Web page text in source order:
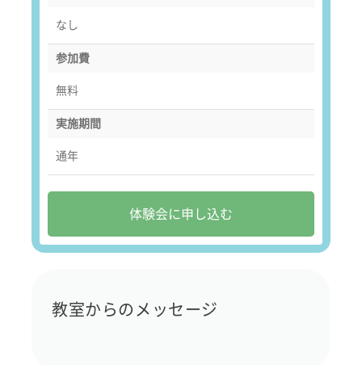
なし
参加費
無料
実施期間
通年
体験会に申し込む
教室からのメッセージ